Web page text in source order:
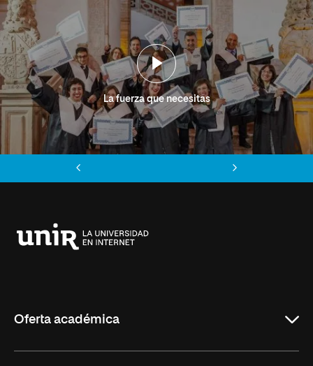
La fuerza que necesitas
Oferta académica